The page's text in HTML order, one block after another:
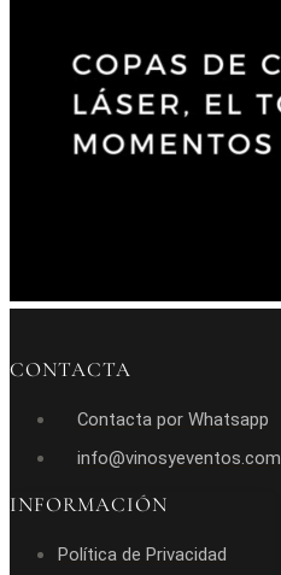
CONTACTA
Contacta por Whatsapp
info@vinosyeventos.com
INFORMACIÓN
Política de Privacidad